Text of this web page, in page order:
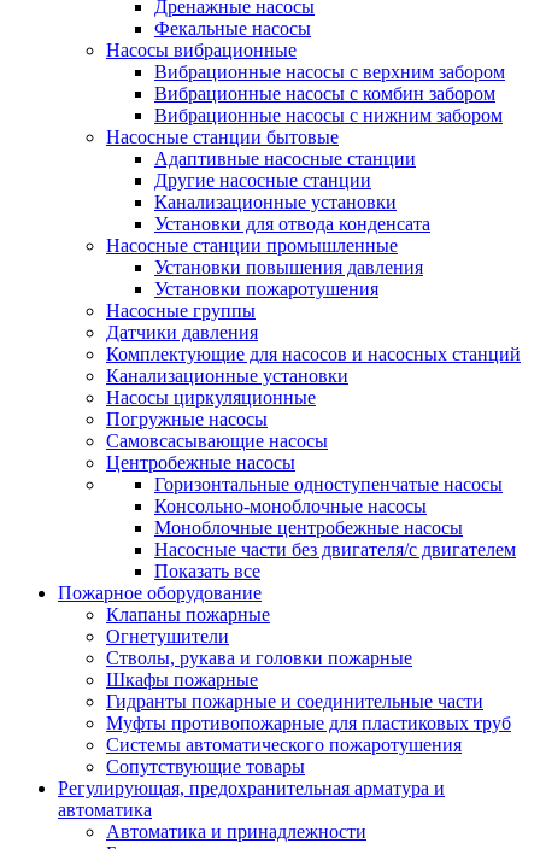
Дренажные насосы
Фекальные насосы
Насосы вибрационные
Вибрационные насосы с верхним забором
Вибрационные насосы с комбин забором
Вибрационные насосы с нижним забором
Насосные станции бытовые
Адаптивные насосные станции
Другие насосные станции
Канализационные установки
Установки для отвода конденсата
Насосные станции промышленные
Установки повышения давления
Установки пожаротушения
Насосные группы
Датчики давления
Комплектующие для насосов и насосных станций
Канализационные установки
Насосы циркуляционные
Погружные насосы
Самовсасывающие насосы
Центробежные насосы
Горизонтальные одноступенчатые насосы
Консольно-моноблочные насосы
Моноблочные центробежные насосы
Насосные части без двигателя/с двигателем
Показать все
Пожарное оборудование
Клапаны пожарные
Огнетушители
Стволы, рукава и головки пожарные
Шкафы пожарные
Гидранты пожарные и соединительные части
Муфты противопожарные для пластиковых труб
Системы автоматического пожаротушения
Сопутствующие товары
Регулирующая, предохранительная арматура и
автоматика
Автоматика и принадлежности